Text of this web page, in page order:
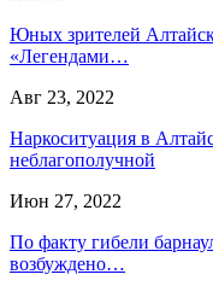
Юных зрителей
«Легендами…
Авг 23, 2022
Наркоситуация в
неблагополучной
Июн 27, 2022
По факту гибели
возбуждено…